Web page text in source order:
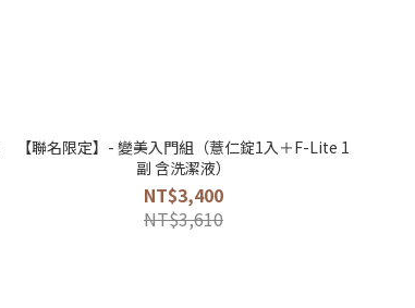
【聯名限定】- 變美入門組（薏仁錠1入＋F-Lite 1
副 含洗潔液）
NT$3,400
NT$3,610